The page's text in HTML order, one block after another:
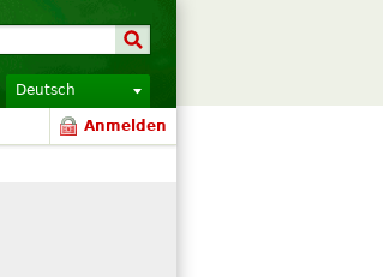
Deutsch
Anmelden